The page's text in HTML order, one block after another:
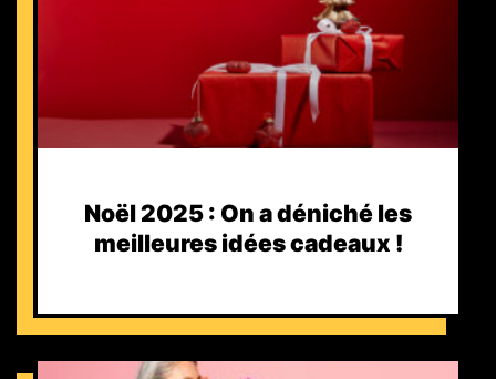
Noël 2025 : On a déniché les
meilleures idées cadeaux !